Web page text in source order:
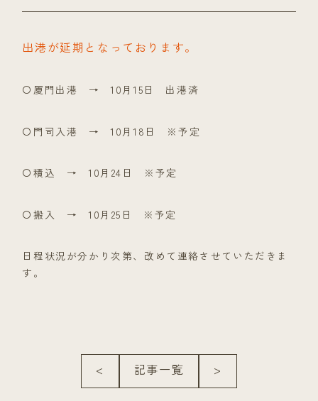
出港が延期となっております。
〇厦門出港 → 10月15日 出港済
〇門司入港 → 10月18日 ※予定
〇積込 → 10月24日 ※予定
〇搬入 → 10月25日 ※予定
日程状況が分かり次第、改めて連絡させていただきま
す。
< 記事一覧 >